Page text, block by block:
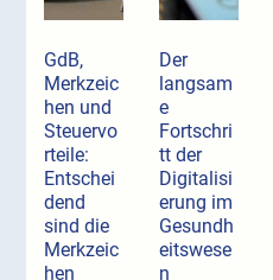
GdB,
Merkzeic
hen und
Steuervo
rteile:
Entschei
dend
sind die
Merkzeic
hen
Der
langsam
e
Fortschri
tt der
Digitalisi
erung im
Gesundh
eitswese
n